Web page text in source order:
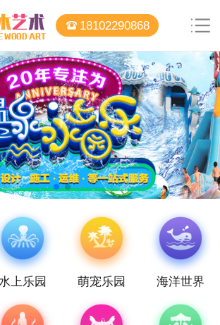
18102290868
水上乐园 萌宠乐园 海洋世界